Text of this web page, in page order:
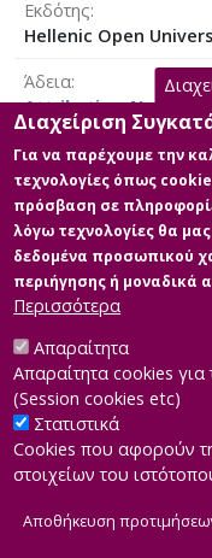
Augmented Dickey-
the Durbin-Watson
Breusch-Pagan
CUSUM test for
The findings reveal
behavior and
period, highlighting
explaining returns
concludes that the
diminishes in times
the consideration
suitable alternatives
Εκδότης
Hellenic Open
Άδεια
Attribution-
Κύρια Αρχεία
Developed by
Διαχείριση
Για να παρέχουμε την
τεχνολογίες όπως
πρόσβαση σε
λόγω τεχνολογίες θα
δεδομένα προσωπικού
περιήγησης ή μοναδικά
Περισσότερα
Απαραίτητα
Απαραίτητα cookies για
(Session cookies etc)
Στατιστικά
Cookies που αφορούν
στοιχείων του
Αποθήκευση